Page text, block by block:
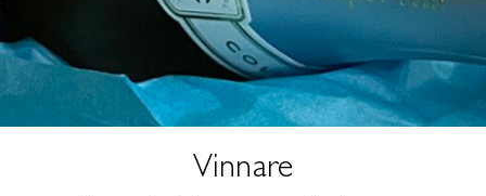
Vinnare